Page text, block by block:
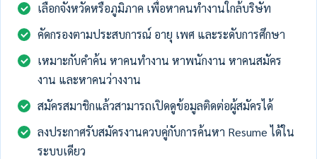
เลือกจังหวัดหรือภูมิภาค เพื่อหาคนทำงานใกล้บริษัท
คัดกรองตามประสบการณ์ อายุ เพศ และระดับการศึกษา
เหมาะกับคำค้น หาคนทำงาน หาพนักงาน หาคนสมัคร
งาน และหาคนว่างงาน
สมัครสมาชิกแล้วสามารถเปิดดูข้อมูลติดต่อผู้สมัครได้
ลงประกาศรับสมัครงานควบคู่กับการค้นหา Resume ได้ใน
ระบบเดียว